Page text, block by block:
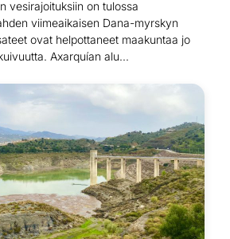
vesirajoituksiin on tulossa
viimeaikaisen Dana-myrskyn
ovat helpottaneet maakuntaa jo
Axarquían alu...